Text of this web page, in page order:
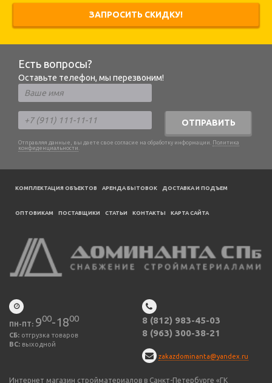
ЗАПРОСИТЬ СКИДКУ!
Есть вопросы?
Оставьте телефон, мы перезвоним!
ОТПРАВИТЬ
Отправляя данные, вы даете свое согласие на обработку информации. Политика
конфиденциальности .
КОМПЛЕКТАЦИЯ ОБЪЕКТОВ АРЕНДА БЫТОВОК ДОСТАВКА И ПОДЪЕМ
ОПТОВИКАМ ПОСТАВЩИКИ CТАТЬИ КОНТАКТЫ КАРТА САЙТА
ПН-ПТ: 900-1800
СБ: отгрузка товаров
ВС: выходной
8 (812) 983-45-03
8 (963) 300-38-21
zakazdominanta@yandex.ru
Интернет магазин стройматериалов в Санкт-Петербурге «ГК